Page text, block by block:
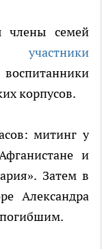
члены семей
участники
корпусов.
митинг у
и
Затем в
Александра
погибшим.